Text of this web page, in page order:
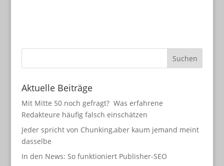
Aktuelle Beiträge
Mit Mitte 50 noch gefragt? Was erfahrene
Redakteure häufig falsch einschätzen
Jeder spricht von Chunking,aber kaum jemand meint
dasselbe
In den News: So funktioniert Publisher-SEO